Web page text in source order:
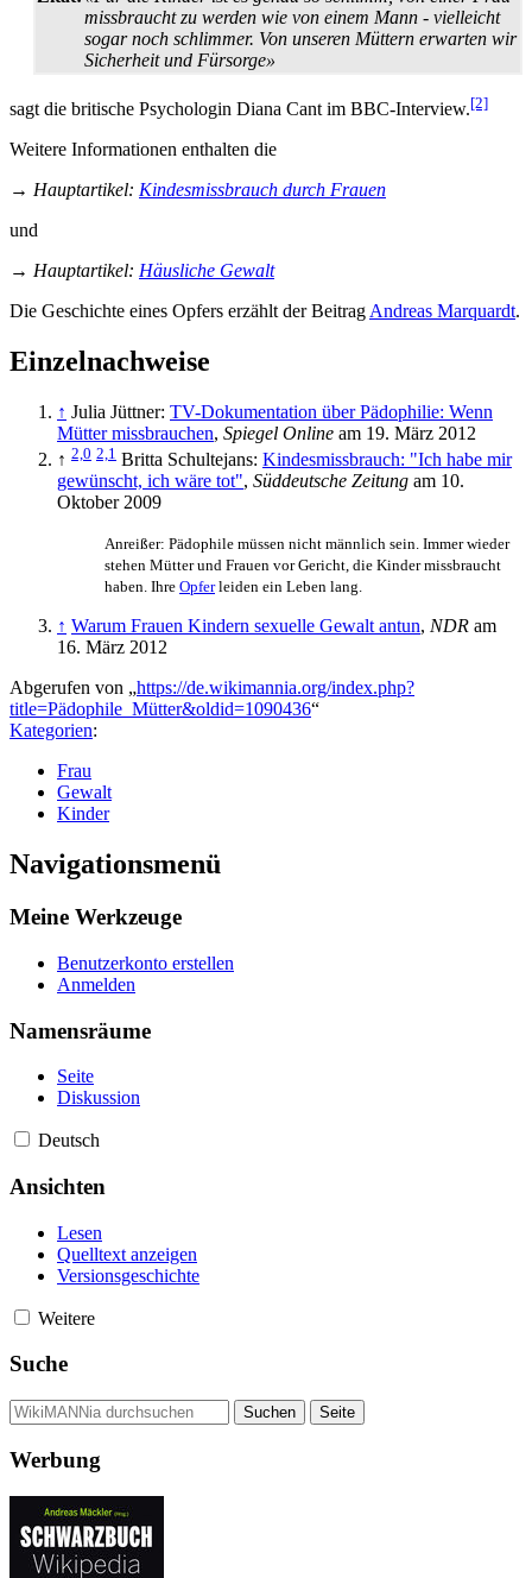
missbraucht zu werden wie von einem Mann - vielleicht
sogar noch schlimmer. Von unseren Müttern erwarten wir
Sicherheit und Fürsorge»
sagt die britische Psychologin Diana Cant im BBC-Interview.[2]
Weitere Informationen enthalten die
→ Hauptartikel: Kindesmissbrauch durch Frauen
und
→ Hauptartikel: Häusliche Gewalt
Die Geschichte eines Opfers erzählt der Beitrag Andreas Marquardt.
Einzelnachweise
↑ Julia Jüttner: TV-Dokumentation über Pädophilie: Wenn
Mütter missbrauchen, Spiegel Online am 19. März 2012
↑ 2,0 2,1 Britta Schultejans: Kindesmissbrauch: "Ich habe mir
gewünscht, ich wäre tot", Süddeutsche Zeitung am 10.
Oktober 2009
Anreißer: Pädophile müssen nicht männlich sein. Immer wieder
stehen Mütter und Frauen vor Gericht, die Kinder missbraucht
haben. Ihre Opferleiden ein Leben lang.
↑ Warum Frauen Kindern sexuelle Gewalt antun, NDR am
16. März 2012
Abgerufen von „https://de.wikimannia.org/index.php?
title=Pädophile_Mütter&oldid=1090436“
Kategorien:
Frau
Gewalt
Kinder
Navigationsmenü
Meine Werkzeuge
Benutzerkonto erstellen
Anmelden
Namensräume
Seite
Diskussion
Deutsch
Ansichten
Lesen
Quelltext anzeigen
Versionsgeschichte
Weitere
Suche
Werbung